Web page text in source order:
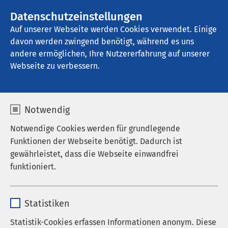
Datenschutzeinstellungen
Auf unserer Webseite werden Cookies verwendet. Einige
davon werden zwingend benötigt, während es uns
andere ermöglichen, Ihre Nutzererfahrung auf unserer
Webseite zu verbessern.
Notwendig
Notwendige Cookies werden für grundlegende
Funktionen der Webseite benötigt. Dadurch ist
gewährleistet, dass die Webseite einwandfrei
funktioniert.
Anbieter sgalinski
Statistiken
Statistik-Cookies erfassen Informationen anonym. Diese
AMEOS Pflege Neustadt
Veranstaltungen
Aktuell sind keine Veranstaltungen vorhanden.